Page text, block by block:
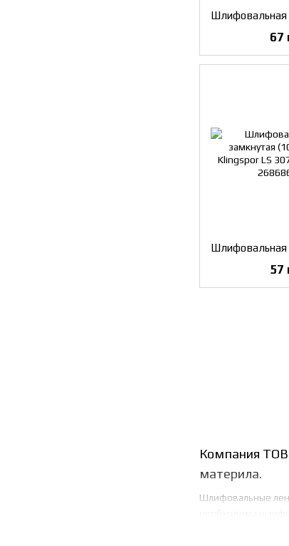
Компания ТОВ
материла.
Шлифовальные
67
57